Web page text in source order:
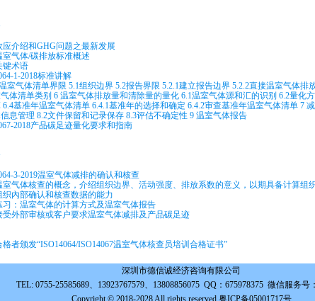
介绍和GHG问题之最新发展
气体/碳排放标准概述
键术语
1-2018标准讲解
室气体清单界限 5.1组织边界 5.2报告界限 5.2.1建立报告边界 5.2.2直接温室气体排
体清单类别 6 温室气体排放量和清除量的量化 6.1温室气体源和汇的识别 6.2量化
6.4基准年温室气体清单 6.4.1基准年的选择和确定 6.4.2审查基准年温室气体清单 7
息管理 8.2文件保留和记录保存 8.3评估不确定性 9 温室气体报告
2018产品碳足迹量化要求和指南
3-2019温室气体减排的确认和核查
气体核查的概念，介绍组织边界、活动强度、排放系数的意义，以期具备计算组
內部确认和核查数据的能力
：温室气体的计算方式及温室气体报告
外部审核或客户要求温室气体减排及产品碳足迹
者颁发“ISO14064/ISO14067温室气体核查员培训合格证书”
深圳市德信诚经济咨询有限公司
TEL: 0755-25585689、13923767579、13808856075 QQ：675978375 微信服务号
Copyright © 2018-2028 All rights reserved 粤ICP备05001717号